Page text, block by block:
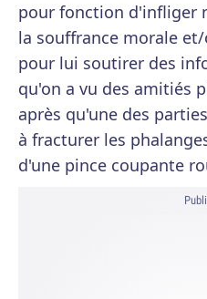
pour fonction d'infliger
la souffrance morale
pour lui soutirer des
qu'on a vu des amitiés
après qu'une des
à fracturer les
d'une pince coupante